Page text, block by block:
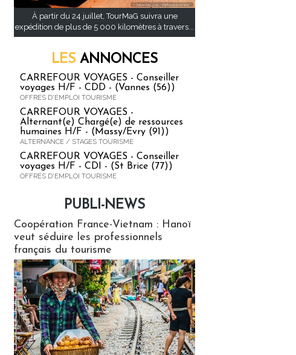
À partir du 24 juillet, TourMaG suivra une
expédition de plus de 5 000 kilomètres à travers...
LES ANNONCES
CARREFOUR VOYAGES - Conseiller
voyages H/F - CDD - (Vannes (56))
OFFRES D'EMPLOI TOURISME
CARREFOUR VOYAGES -
Alternant(e) Chargé(e) de ressources
humaines H/F - (Massy/Evry (91))
ALTERNANCE / STAGES TOURISME
CARREFOUR VOYAGES - Conseiller
voyages H/F - CDI - (St Brice (77))
OFFRES D'EMPLOI TOURISME
PUBLI-NEWS
Coopération France-Vietnam : Hanoï
veut séduire les professionnels
français du tourisme